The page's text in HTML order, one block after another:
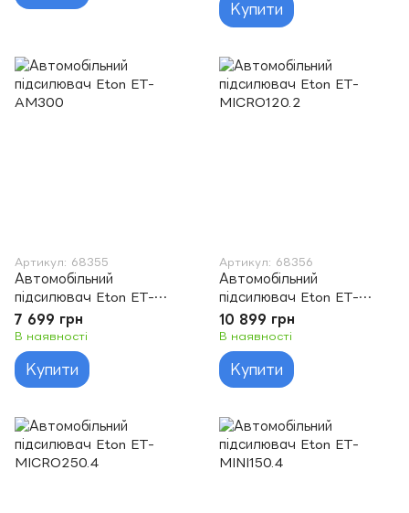
Купити
Артикул: 68355
Автомобільний
підсилювач Eton ET-
AM300
7 699 грн
В наявності
Купити
Артикул: 68356
Автомобільний
підсилювач Eton ET-
MICRO120.2
10 899 грн
В наявності
Купити